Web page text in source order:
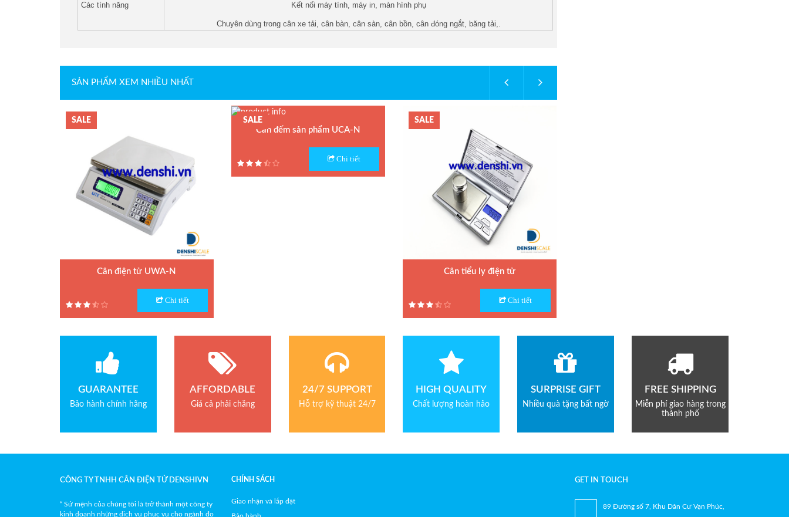
Loadcell AND
Quả cân chuẩn E2
Quả cân chuẩn F1
Quả cân chuẩn M1
Phụ kiện cân điện tử
Loadcell Thame Side
Các tính năng Kết nối máy tính, máy in, màn hình phụ
Chuyên dùng trong cân xe tải, cân bàn, cân sàn, cân bồn, cân đóng ngắt, băng tải,.
SẢN PHẨM XEM NHIỀU NHẤT
SALE
Cân điện tử UWA-N
Model : Cân điện tử UWA-N
Hãng sản xuất : UTE
Chi tiết
SALE
Cân đếm sản phẩm UCA-N
Model : Cân đếm UCA-N
Hãng sản xuất : UTE - Taiwan
Chi tiết
SALE
Cân tiểu ly điện tử
Hãng sản xuất : Jadever
Chi tiết
GUARANTEE
Bảo hành chính hãng
AFFORDABLE
Giá cả phải chăng
24/7 SUPPORT
Hỗ trợ kỹ thuật 24/7
HIGH QUALITY
Chất lượng hoàn hảo
SURPRISE GIFT
Nhiều quà tặng bất ngờ
FREE SHIPPING
Miễn phí giao hàng trong
thành phố
CÔNG TY TNHH CÂN ĐIỆN TỬ DENSHIVN
“ Sứ mệnh của chúng tôi là trở thành một công ty
kinh doanh những dịch vụ phục vụ cho ngành đo
CHÍNH SÁCH
Giao nhận và lắp đặt
GET IN TOUCH
89 Đường số 7, Khu Dân Cư Vạn Phúc,